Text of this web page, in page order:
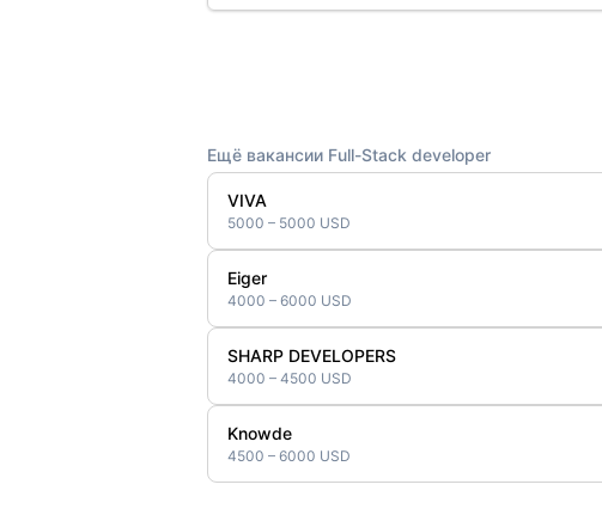
Ещё вакансии Full-Stack developer
VIVA
5000 – 5000 USD
Eiger
4000 – 6000 USD
SHARP DEVELOPERS
4000 – 4500 USD
Knowde
4500 – 6000 USD